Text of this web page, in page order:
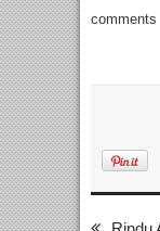
comments